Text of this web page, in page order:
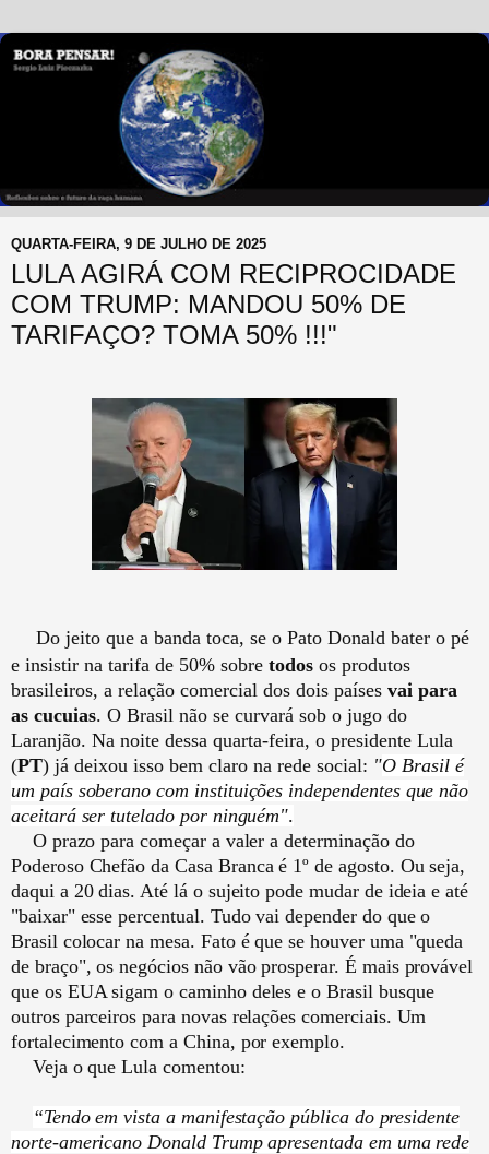
QUARTA-FEIRA, 9 DE JULHO DE 2025
LULA AGIRÁ COM RECIPROCIDADE
COM TRUMP: MANDOU 50% DE
TARIFAÇO? TOMA 50% !!!"
Do jeito que a banda toca, se o Pato Donald bater o pé
e insistir na tarifa de 50% sobre todos os produtos
brasileiros, a relação comercial dos dois países vai para
as cucuias. O Brasil não se curvará sob o jugo do
Laranjão. Na noite dessa quarta-feira, o presidente Lula
(PT) já deixou isso bem claro na rede social: "O Brasil é
um país soberano com instituições independentes que não
aceitará ser tutelado por ninguém".
O prazo para começar a valer a determinação do
Poderoso Chefão da Casa Branca é 1º de agosto. Ou seja,
daqui a 20 dias. Até lá o sujeito pode mudar de ideia e até
"baixar" esse percentual. Tudo vai depender do que o
Brasil colocar na mesa. Fato é que se houver uma "queda
de braço", os negócios não vão prosperar. É mais provável
que os EUA sigam o caminho deles e o Brasil busque
outros parceiros para novas relações comerciais. Um
fortalecimento com a China, por exemplo.
Veja o que Lula comentou:
“Tendo em vista a manifestação pública do presidente
norte-americano Donald Trump apresentada em uma rede